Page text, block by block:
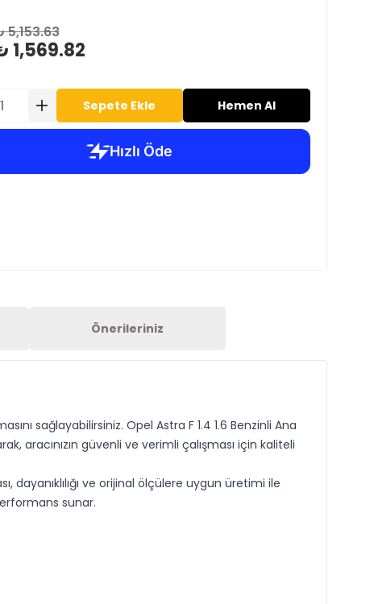
5,153.63
1,569.82
Sepete Ekle Hemen Al
Önerileriniz
sağlayabilirsiniz. Opel Astra F 1.4 1.6 Benzinli Ana
aracınızın güvenli ve verimli çalışması için kaliteli
dayanıklılığı ve orijinal ölçülere uygun üretimi ile
sunar.